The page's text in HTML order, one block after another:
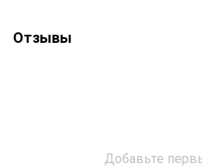
Отзывы
Добавьте